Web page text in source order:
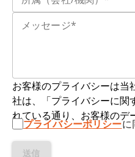
お客様のプライバシーは当
社は、「プライバシーに関
れている通り、お客様のデ
プライバシーポリシーに
送信